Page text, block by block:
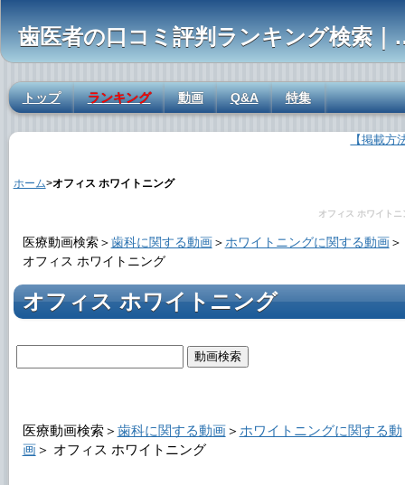
歯医者の口コ
トップ ランキング 動画 Q&A 特集
【掲載方
ホーム>オフィス ホワイトニング
オフィス ホワイトニ
医療動画検索＞歯科に関する動画＞ ホワイトニングに関する動画＞
オフィス ホワイトニング
オフィス ホワイトニング
医療動画検索＞ 歯科に関する動画＞ ホワイトニングに関する動
画＞ オフィス ホワイトニング